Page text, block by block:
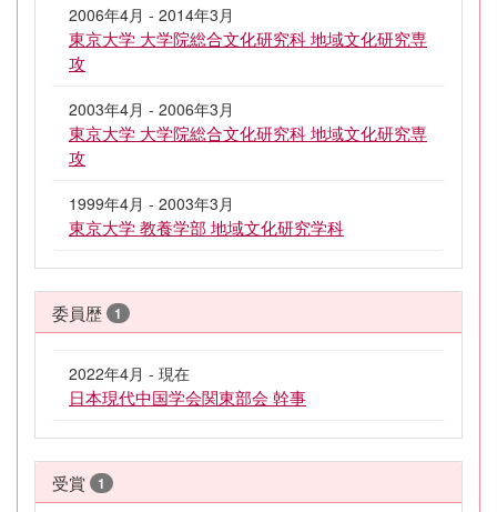
2006年4月 - 2014年3月
東京大学 大学院総合文化研究科 地域文化研究専
攻
2003年4月 - 2006年3月
東京大学 大学院総合文化研究科 地域文化研究専
攻
1999年4月 - 2003年3月
東京大学 教養学部 地域文化研究学科
委員歴 1
2022年4月 - 現在
日本現代中国学会関東部会 幹事
受賞 1